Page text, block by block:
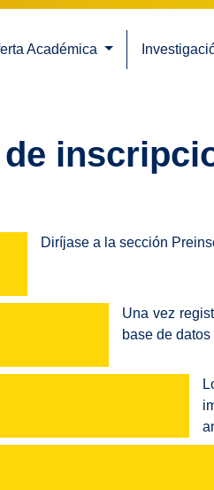
Académica
Diríjase a la sección
Una vez
base de datos